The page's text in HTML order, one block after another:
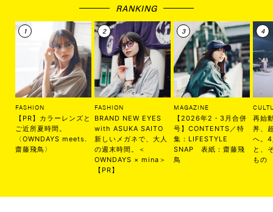
RANKING
FASHION
【PR】カラーレンズと
ご近所夏時間。
〈OWNDAYS meets.
齋藤飛鳥〉
FASHION
BRAND NEW EYES
with ASUKA SAITO
新しいメガネで、大人
の週末時間。＜
OWNDAYS × mina＞
【PR】
MAGAZINE
【2026年2・3月合併
号】CONTENTS／特
集：LIFESTYLE
SNAP 表紙：齋藤飛
鳥
再始
丼、
へ。
と、
もの